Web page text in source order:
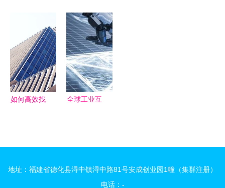
点将至，互
联网数据服
务成关键驱
动力
四部门发布
算法新规，
规范互联网
信息服务与
数据应用
如何高效找
下外贸订单
全球工业互
大模型引领
地址：福建省德化县浔中镇浔中路81号安成创业园1幢（集群注册）
电话：-